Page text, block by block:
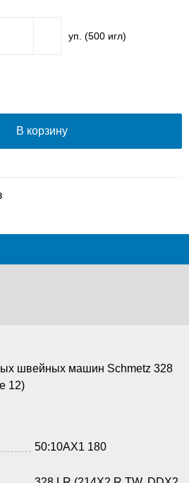
уп. (500игл)
В корзину
швейных машин Schmetz 328
12)
50:10AX1 180